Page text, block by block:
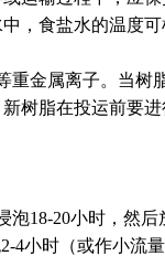
，食盐水的温度可
重金属离子。当树
树脂在投运前要进
18-20小时，然
4小时（或作小流